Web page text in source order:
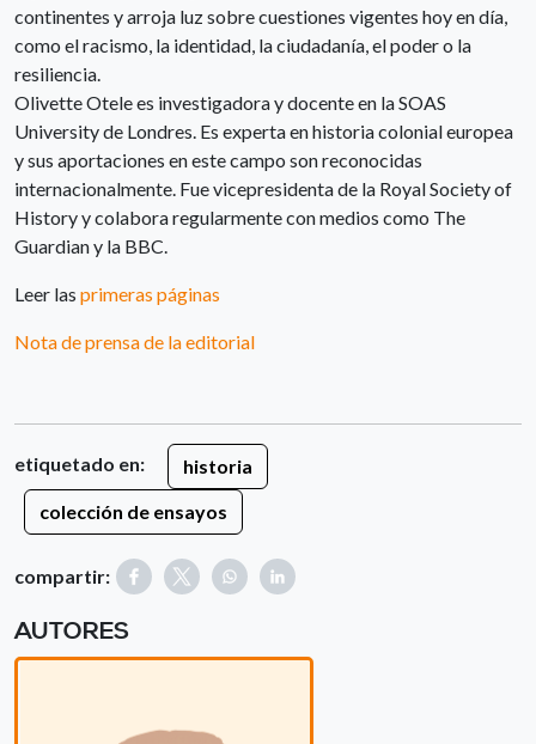
continentes y arroja luz sobre cuestiones vigentes hoy en día,
como el racismo, la identidad, la ciudadanía, el poder o la
resiliencia.
Olivette Otele es investigadora y docente en la SOAS
University de Londres. Es experta en historia colonial europea
y sus aportaciones en este campo son reconocidas
internacionalmente. Fue vicepresidenta de la Royal Society of
History y colabora regularmente con medios como The
Guardian y la BBC.
Leer las primeras páginas
Nota de prensa de la editorial
etiquetado en:
historia
colección de ensayos
compartir:
AUTORES